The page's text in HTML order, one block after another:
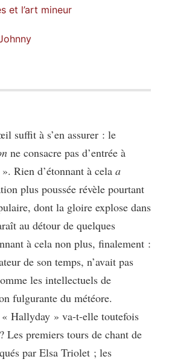
et l’art mineur
suffit à s’en assurer : le
ne consacre pas d’entrée à
Rien d’étonnant à cela a
plus poussée révèle pourtant
dont la gloire explose dans
au détour de quelques
à cela non plus, finalement :
de son temps, n’avait pas
les intellectuels de
fulgurante du météore.
« Hallyday » va-t-elle toutefois
Les premiers tours de chant de
par Elsa Triolet ; les